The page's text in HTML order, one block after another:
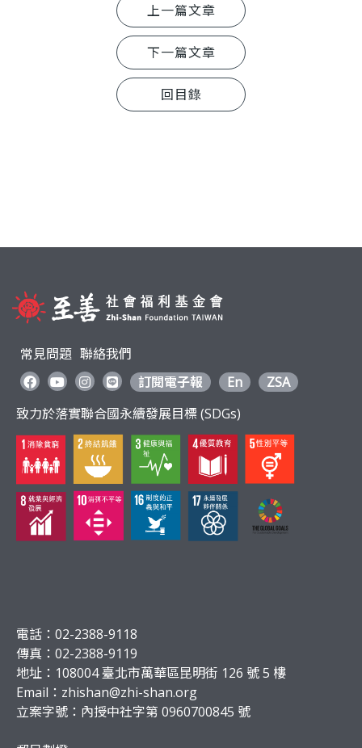
上一篇文章
下一篇文章
回目錄
常見問題 聯絡我們
訂閱電子報
En
ZSA
致力於落實聯合國永續發展目標 (SDGs)
電話：02-2388-9118
傳真：02-2388-9119
地址：108004 臺北市萬華區昆明街 126 號 5 樓
Email： zhishan@zhi-shan.org
立案字號：內授中社字第 0960700845 號